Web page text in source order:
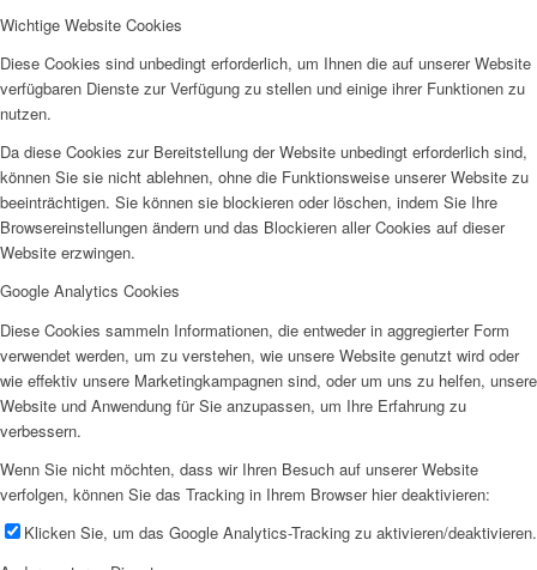
Wichtige Website Cookies
Diese Cookies sind unbedingt erforderlich, um Ihnen die auf unserer Website
verfügbaren Dienste zur Verfügung zu stellen und einige ihrer Funktionen zu
nutzen.
Da diese Cookies zur Bereitstellung der Website unbedingt erforderlich sind,
können Sie sie nicht ablehnen, ohne die Funktionsweise unserer Website zu
beeinträchtigen. Sie können sie blockieren oder löschen, indem Sie Ihre
Browsereinstellungen ändern und das Blockieren aller Cookies auf dieser
Website erzwingen.
Google Analytics Cookies
Diese Cookies sammeln Informationen, die entweder in aggregierter Form
verwendet werden, um zu verstehen, wie unsere Website genutzt wird oder
wie effektiv unsere Marketingkampagnen sind, oder um uns zu helfen, unsere
Website und Anwendung für Sie anzupassen, um Ihre Erfahrung zu
verbessern.
Wenn Sie nicht möchten, dass wir Ihren Besuch auf unserer Website
verfolgen, können Sie das Tracking in Ihrem Browser hier deaktivieren:
Klicken Sie, um das Google Analytics-Tracking zu aktivieren/deaktivieren.